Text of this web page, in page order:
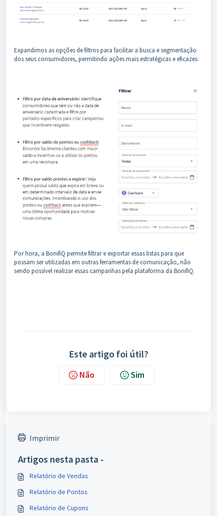
Expandimos as opções de filtros para facilitar a busca e segmentação
dos seus consumidores, permitindo ações mais estratégicas e eficazes:
Por hora, a BonifiQ permite filtrar e exportar essas listas para que
possam ser utilizadas em outras ferramentas de comunicação, não
sendo possível realizar essas campanhas pela plataforma da BonifiQ.
Este artigo foi útil?
Não Sim
Imprimir
Artigos nesta pasta -
Relatório de Vendas
Relatório de Pontos
Relatório de Cupons